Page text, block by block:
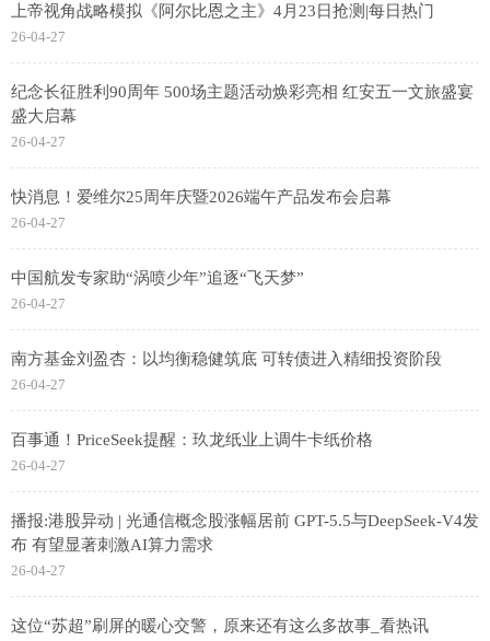
上帝视角战略模拟《阿尔比恩之主》4月23日抢测|每日热门
26-04-27
纪念长征胜利90周年 500场主题活动焕彩亮相 红安五一文旅盛宴
盛大启幕
26-04-27
快消息！爱维尔25周年庆暨2026端午产品发布会启幕
26-04-27
中国航发专家助“涡喷少年”追逐“飞天梦”
26-04-27
南方基金刘盈杏：以均衡稳健筑底 可转债进入精细投资阶段
26-04-27
百事通！PriceSeek提醒：玖龙纸业上调牛卡纸价格
26-04-27
播报:港股异动 | 光通信概念股涨幅居前 GPT-5.5与DeepSeek-V4发
布 有望显著刺激AI算力需求
26-04-27
这位“苏超”刷屏的暖心交警，原来还有这么多故事_看热讯